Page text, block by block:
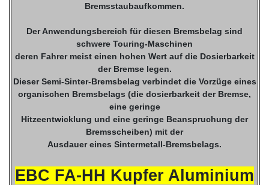
Bremsstaubaufkommen.
Der Anwendungsbereich für diesen Bremsbelag sind
schwere Touring-Maschinen
deren Fahrer meist einen hohen Wert auf die Dosierbarkeit
der Bremse legen.
Dieser Semi-Sinter-Bremsbelag verbindet die Vorzüge eines
organischen Bremsbelags (die dosierbarkeit der Bremse,
eine geringe
Hitzeentwicklung und eine geringe Beanspruchung der
Bremsscheiben) mit der
Ausdauer eines Sintermetall-Bremsbelags.
EBC FA-HH Kupfer Aluminium